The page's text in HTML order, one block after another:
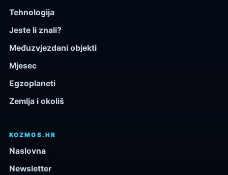
Tehnologija
Jeste li znali?
Međuzvjezdani objekti
Mjesec
Egzoplaneti
Zemlja i okoliš
KOZMOS.HR
Naslovna
Newsletter